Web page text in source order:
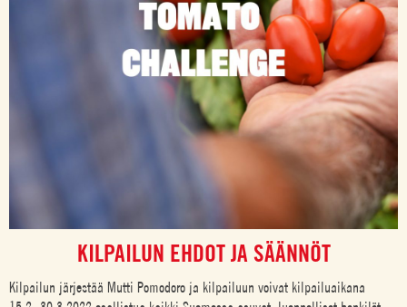
KILPAILUN EHDOT JA SÄÄNNÖT
Kilpailun järjestää Mutti Pomodoro ja kilpailuun voivat kilpailuaikana